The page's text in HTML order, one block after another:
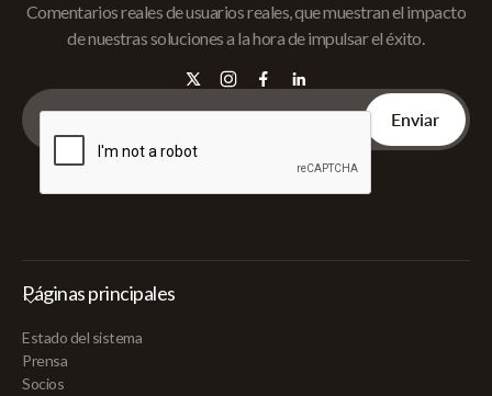
Comentarios reales de usuarios reales, que muestran el impacto
de nuestras soluciones a la hora de impulsar el éxito.
Páginas principales
Estado del sistema
Prensa
Socios